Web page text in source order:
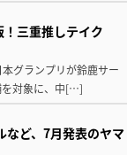
！三重推しテイク
グランプリが鈴鹿サー
を対象に、中[…]
など、7月発表のヤマ